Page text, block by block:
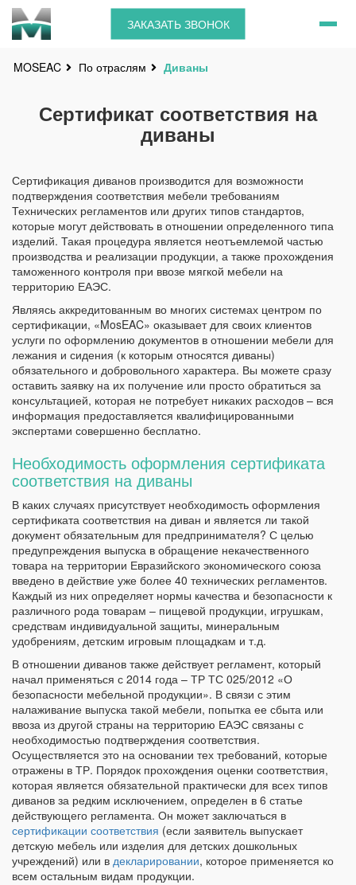
ЗАКАЗАТЬ ЗВОНОК
MOSEAC По отраслям Диваны
Сертификат соответствия на
диваны
Сертификация диванов производится для возможности
подтверждения соответствия мебели требованиям
Технических регламентов или других типов стандартов,
которые могут действовать в отношении определенного типа
изделий. Такая процедура является неотъемлемой частью
производства и реализации продукции, а также прохождения
таможенного контроля при ввозе мягкой мебели на
территорию ЕАЭС.
Являясь аккредитованным во многих системах центром по
сертификации, «MosEAC» оказывает для своих клиентов
услуги по оформлению документов в отношении мебели для
лежания и сидения (к которым относятся диваны)
обязательного и добровольного характера. Вы можете сразу
оставить заявку на их получение или просто обратиться за
консультацией, которая не потребует никаких расходов – вся
информация предоставляется квалифицированными
экспертами совершенно бесплатно.
Необходимость оформления сертификата
соответствия на диваны
В каких случаях присутствует необходимость оформления
сертификата соответствия на диван и является ли такой
документ обязательным для предпринимателя? С целью
предупреждения выпуска в обращение некачественного
товара на территории Евразийского экономического союза
введено в действие уже более 40 технических регламентов.
Каждый из них определяет нормы качества и безопасности к
различного рода товарам – пищевой продукции, игрушкам,
средствам индивидуальной защиты, минеральным
удобрениям, детским игровым площадкам и т.д.
В отношении диванов также действует регламент, который
начал применяться с 2014 года – ТР ТС 025/2012 «О
безопасности мебельной продукции». В связи с этим
налаживание выпуска такой мебели, попытка ее сбыта или
ввоза из другой страны на территорию ЕАЭС связаны с
необходимостью подтверждения соответствия.
Осуществляется это на основании тех требований, которые
отражены в ТР. Порядок прохождения оценки соответствия,
которая является обязательной практически для всех типов
диванов за редким исключением, определен в 6 статье
действующего регламента. Он может заключаться в
сертификации соответствия (если заявитель выпускает
детскую мебель или изделия для детских дошкольных
учреждений) или в декларировании, которое применяется ко
всем остальным видам продукции.